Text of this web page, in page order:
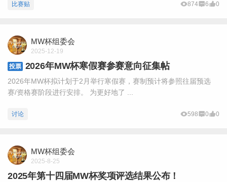
比赛贴 874 6 0
MW杯组委会
2025-12-19
投票 2026年MW杯寒假赛参赛意向征集帖
2026年MW杯拟计划于2月举行寒假赛，赛制预计将参照往届预选
赛/资格赛阶段进行安排。 为更好地了 ...
讨论 598 0 0
MW杯组委会
2025-8-25
2025年第十四届MW杯奖项评选结果公布！